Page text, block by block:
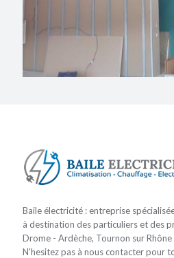
Baile électricité : entreprise
à destination des particuliers et des
Drome - Ardèche, Tournon sur
N'hesitez pas à nous contacter pour